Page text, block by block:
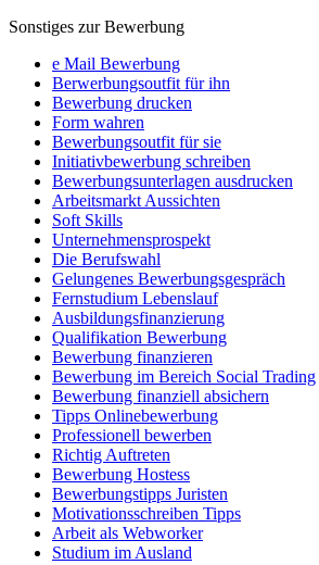
Sonstiges zur Bewerbung
e Mail Bewerbung
Berwerbungsoutfit für ihn
Bewerbung drucken
Form wahren
Bewerbungsoutfit für sie
Initiativbewerbung schreiben
Bewerbungsunterlagen ausdrucken
Arbeitsmarkt Aussichten
Soft Skills
Unternehmensprospekt
Die Berufswahl
Gelungenes Bewerbungsgespräch
Fernstudium Lebenslauf
Ausbildungsfinanzierung
Qualifikation Bewerbung
Bewerbung finanzieren
Bewerbung im Bereich Social Trading
Bewerbung finanziell absichern
Tipps Onlinebewerbung
Professionell bewerben
Richtig Auftreten
Bewerbung Hostess
Bewerbungstipps Juristen
Motivationsschreiben Tipps
Arbeit als Webworker
Studium im Ausland